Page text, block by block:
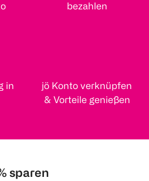
bezahlen
in
jö Konto verknüpfen
& Vorteile genießen
sparen